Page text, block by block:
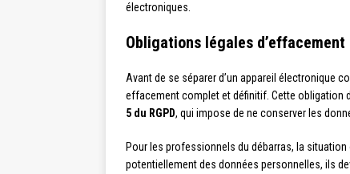
électroniques.
Obligations légales d’effacement
Avant de se séparer d’un appareil électronique
effacement complet et définitif. Cette obligation
5 du RGPD, qui impose de ne conserver les
Pour les professionnels du débarras, la
potentiellement des données personnelles, ils